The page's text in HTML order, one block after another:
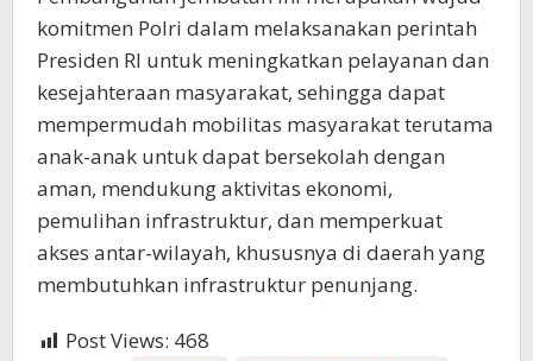
komitmen Polri dalam melaksanakan perintah
Presiden RI untuk meningkatkan pelayanan dan
kesejahteraan masyarakat, sehingga dapat
mempermudah mobilitas masyarakat terutama
anak-anak untuk dapat bersekolah dengan
aman, mendukung aktivitas ekonomi,
pemulihan infrastruktur, dan memperkuat
akses antar-wilayah, khususnya di daerah yang
membutuhkan infrastruktur penunjang.
Post Views: 468